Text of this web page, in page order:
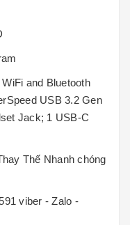
and Bluetooth
USB 3.2 Gen
Jack; 1 USB-C
Thế Nhanh chóng
viber - Zalo -